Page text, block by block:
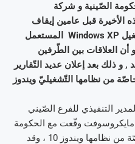
الصّينية و شركة
الأخيرة قبل عامين إيقاف
الدّعم التّقني و الأمني لنظام التّشغيل Windows XP المستعمل
العلاقات بين الطّرفين
ذلك بعد إعلان عديد التّقارير
من نظامها التّشغيليّ ويندوز
التنفيذي للفرع الصّيني
مايكروسوفت وقّعت مع الحكومة
الصّينية إتّفاقا لتزويدها بنسخة خاصّة من نظامها ويندوز 10 ، وقد